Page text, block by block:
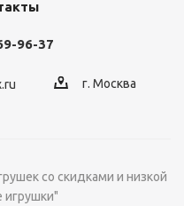
96-37
г. Москва
со скидками и низкой
игрушки"